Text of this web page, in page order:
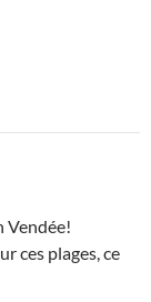
Vendée!
ces plages, ce